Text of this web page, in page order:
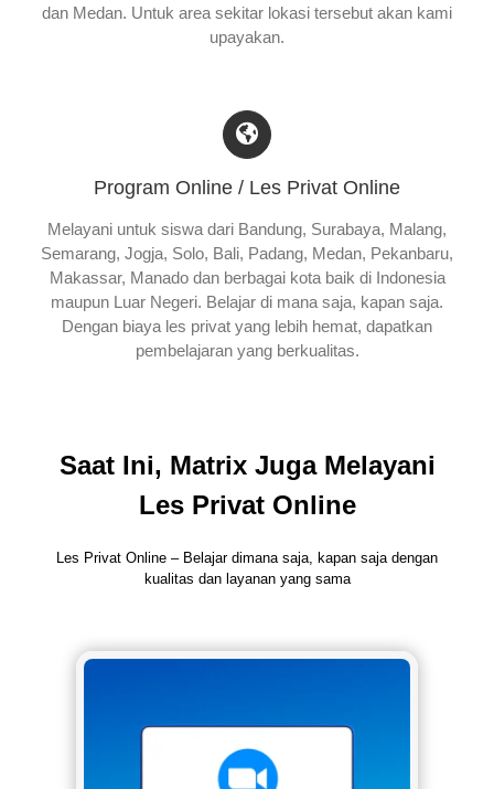
dan Medan. Untuk area sekitar lokasi tersebut akan kami
upayakan.
Program Online / Les Privat Online
Melayani untuk siswa dari Bandung, Surabaya, Malang,
Semarang, Jogja, Solo, Bali, Padang, Medan, Pekanbaru,
Makassar, Manado dan berbagai kota baik di Indonesia
maupun Luar Negeri. Belajar di mana saja, kapan saja.
Dengan biaya les privat yang lebih hemat, dapatkan
pembelajaran yang berkualitas.
Saat Ini, Matrix Juga Melayani
Les Privat Online
Les Privat Online – Belajar dimana saja, kapan saja dengan
kualitas dan layanan yang sama